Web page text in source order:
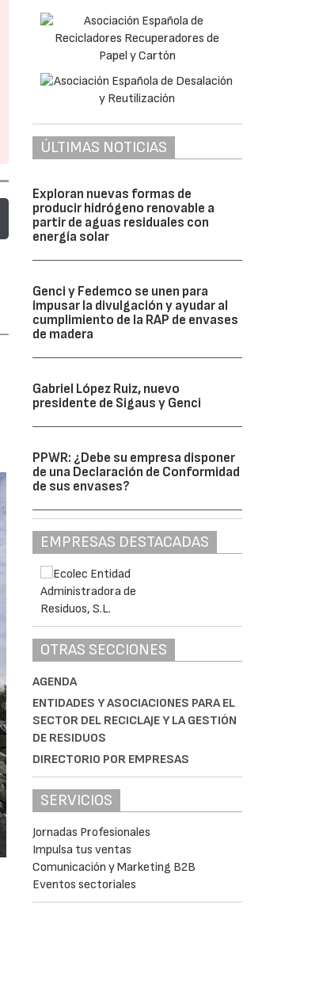
ÚLTIMAS NOTICIAS
Exploran nuevas formas de
producir hidrógeno renovable a
partir de aguas residuales con
energía solar
Genci y Fedemco se unen para
impusar la divulgación y ayudar al
cumplimiento de la RAP de envases
de madera
Gabriel López Ruiz, nuevo
presidente de Sigaus y Genci
PPWR: ¿Debe su empresa disponer
de una Declaración de Conformidad
de sus envases?
EMPRESAS DESTACADAS
OTRAS SECCIONES
AGENDA
ENTIDADES Y ASOCIACIONES PARA EL
SECTOR DEL RECICLAJE Y LA GESTIÓN
DE RESIDUOS
DIRECTORIO POR EMPRESAS
SERVICIOS
Jornadas Profesionales
Impulsa tus ventas
Comunicación y Marketing B2B
Eventos sectoriales